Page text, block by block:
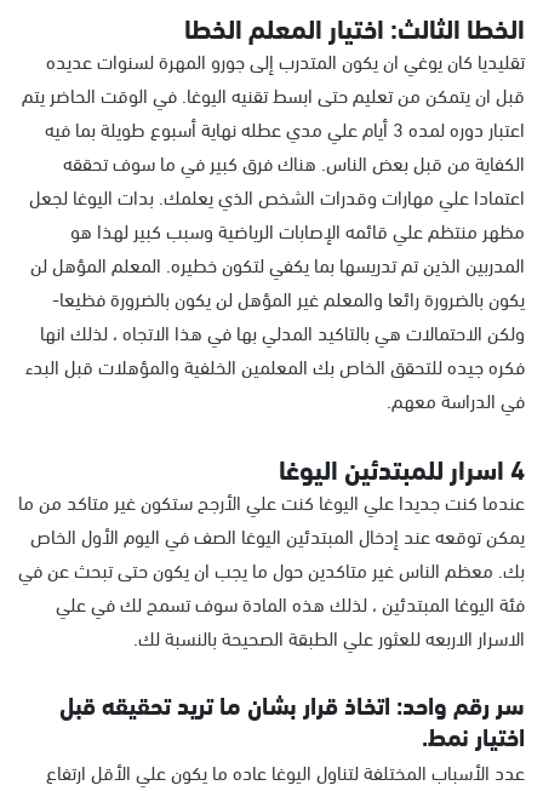
الخطا الثالث: اختيار المعلم الخطا
تقليديا كان يوغي ان يكون المتدرب إلى جورو المهرة لسنوات عديده
قبل ان يتمكن من تعليم حتى ابسط تقنيه اليوغا. في الوقت الحاضر يتم
اعتبار دوره لمده 3 أيام علي مدي عطله نهاية أسبوع طويلة بما فيه
الكفاية من قبل بعض الناس. هناك فرق كبير في ما سوف تحققه
اعتمادا علي مهارات وقدرات الشخص الذي يعلمك. بدات اليوغا لجعل
مظهر منتظم علي قائمه الإصابات الرياضية وسبب كبير لهذا هو
المدربين الذين تم تدريسها بما يكفي لتكون خطيره. المعلم المؤهل لن
يكون بالضرورة رائعا والمعلم غير المؤهل لن يكون بالضرورة فظيعا-
ولكن الاحتمالات هي بالتاكيد المدلي بها في هذا الاتجاه ، لذلك انها
فكره جيده للتحقق الخاص بك المعلمين الخلفية والمؤهلات قبل البدء
في الدراسة معهم.
4 اسرار للمبتدئين اليوغا
عندما كنت جديدا علي اليوغا كنت علي الأرجح ستكون غير متاكد من ما
يمكن توقعه عند إدخال المبتدئين اليوغا الصف في اليوم الأول الخاص
بك. معظم الناس غير متاكدين حول ما يجب ان يكون حتى تبحث عن في
فئة اليوغا المبتدئين ، لذلك هذه المادة سوف تسمح لك في علي
الاسرار الاربعه للعثور علي الطبقة الصحيحة بالنسبة لك.
سر رقم واحد: اتخاذ قرار بشان ما تريد تحقيقه قبل
اختيار نمط.
عدد الأسباب المختلفة لتناول اليوغا عاده ما يكون علي الأقل ارتفاع